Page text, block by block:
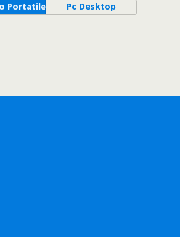
Portatile Pc Desktop